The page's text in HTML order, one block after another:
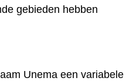
gebieden hebben
Unema een variabele